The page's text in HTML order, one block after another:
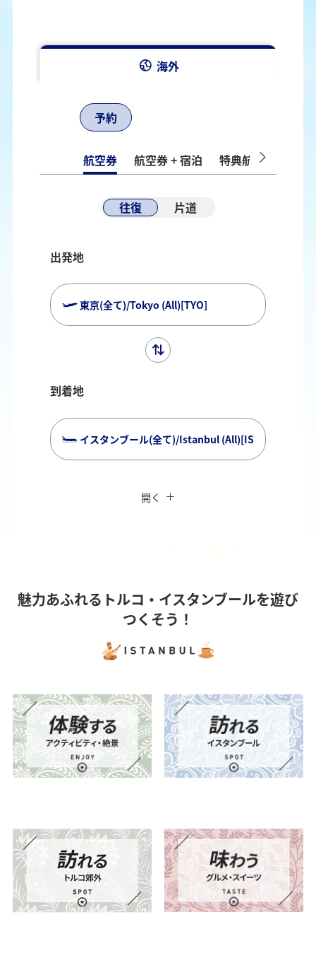
海外
予約
航空券 航空券 + 宿泊 特典航空券
往復 片道
出発地
東京(全て)/Tokyo (All)[TYO]
到着地
イスタンブール(全て)/Istanbul (All)[IST]
往路出発日および時間帯
日付を選択
経由地および乗り継ぎ所要時間を追加す
る
日付を選択
時間帯指定なし
往復で異なるクラスで検索
開く
魅力あふれるトルコ・イスタンブールを遊び
つくそう！